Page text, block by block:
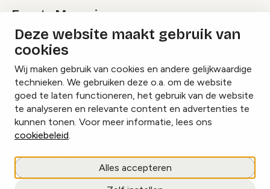
Deze website maakt gebruik van
cookies
Wij maken gebruik van cookies en andere gelijkwaardige
technieken. We gebruiken deze o.a. om de website
goed te laten functioneren, het gebruik van de website
te analyseren en relevante content en advertenties te
kunnen tonen. Voor meer informatie, lees ons
cookiebeleid.
Alles accepteren
Events Magazine
Ik ontvang graag Events Magazine
InstagramFacebookLinkedIn
Cookies beheren
Privacy policy